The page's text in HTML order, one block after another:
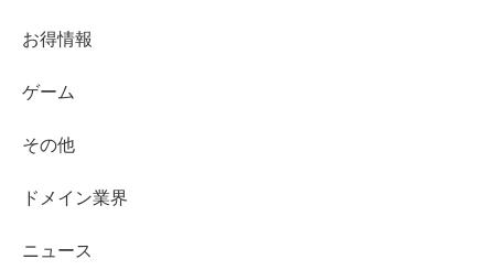
お得情報
ゲーム
その他
ドメイン業界
ニュース